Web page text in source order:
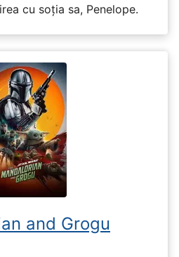
cu soția sa, Penelope.
and Grogu